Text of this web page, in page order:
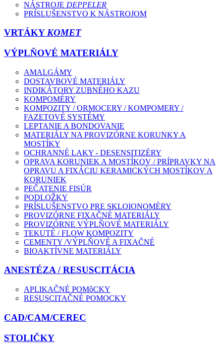
NÁSTROJE DEPPELER
PRÍSLUŠENSTVO K NÁSTROJOM
VRTÁKYKOMET
VÝPLŇOVÉ MATERIÁLY
AMALGÁMY
DOSTAVBOVÉ MATERIÁLY
INDIKÁTORY ZUBNÉHO KAZU
KOMPOMÉRY
KOMPOZITY / ORMOCERY / KOMPOMERY /
FAZETOVÉ SYSTÉMY
LEPTANIE A BONDOVANIE
MATERIÁLY NA PROVIZÓRNE KORUNKY A
MOSTÍKY
OCHRANNÉ LAKY - DESENSITIZÉRY
OPRAVA KORUNIEK A MOSTÍKOV / PRÍPRAVKY NA
OPRAVU A FIXÁCIU KERAMICKÝCH MOSTÍKOV A
KORUNIEK
PEČATENIE FISÚR
PODLOŽKY
PRÍSLUŠENSTVO PRE SKLOIONOMÉRY
PROVIZÓRNE FIXAČNÉ MATERIÁLY
PROVIZÓRNE VÝPLŇOVÉ MATERIÁLY
TEKUTÉ / FLOW KOMPOZITY
CEMENTY /VÝPLŇOVÉ A FIXAČNÉ
BIOAKTÍVNE MATERIÁLY
ANESTÉZA / RESUSCITÁCIA
APLIKAČNÉ POMôCKY
RESUSCITAČNÉ POMOCKY
CAD/CAM/CEREC
STOLIČKY